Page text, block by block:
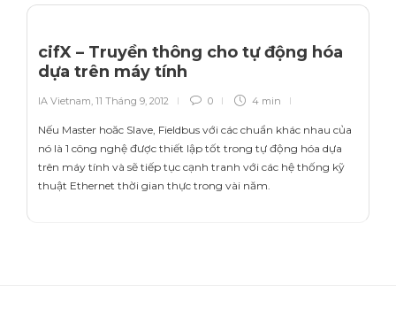
cifX – Truyền thông cho tự động hóa
dựa trên máy tính
IA Vietnam, 11 Tháng 9, 2012 0 4 min
Nếu Master hoăc Slave, Fieldbus với các chuẩn khác nhau của
nó là 1 công nghệ được thiết lập tốt trong tự động hóa dựa
trên máy tính và sẽ tiếp tục cạnh tranh với các hệ thống kỹ
thuật Ethernet thời gian thực trong vài năm.